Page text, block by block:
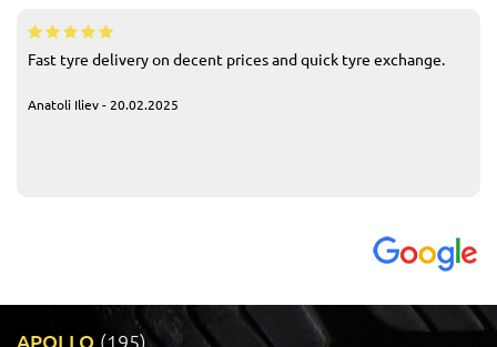
Fast tyre delivery on decent prices and quick tyre exchange.
Anatoli Iliev - 20.02.2025
APOLLO (195)